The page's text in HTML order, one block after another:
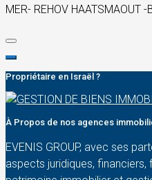
MER- REHOV HAATSMAOUT
Propriétaire en Israël ?
À Propos de nos agences
EVENIS GROUP, avec ses
aspects juridiques,